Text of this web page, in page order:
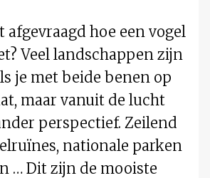
afgevraagd hoe een vogel
Veel landschappen zijn
je met beide benen op
maar vanuit de lucht
perspectief. Zeilend
nationale parken
… Dit zijn de mooiste